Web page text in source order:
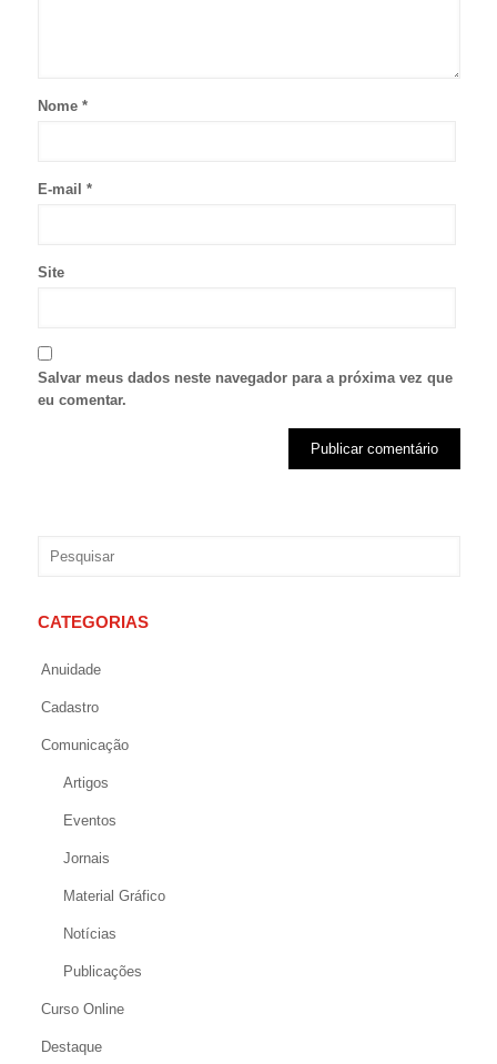
Nome *
E-mail *
Site
Salvar meus dados neste navegador para a próxima vez que
eu comentar.
CATEGORIAS
Anuidade
Cadastro
Comunicação
Artigos
Eventos
Jornais
Material Gráfico
Notícias
Publicações
Curso Online
Destaque